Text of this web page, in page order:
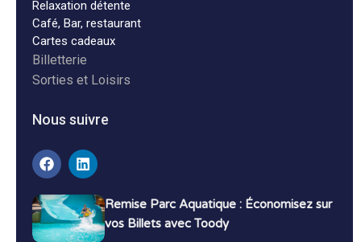
Chez Aélys, vous pourrez trouver des produits
(bijoux et montres) de marques tendances telles
que Cluse, Festina, Montignac, Zag ,...
Avec Toody